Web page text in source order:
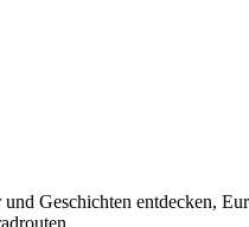
Geschichten entdecken,